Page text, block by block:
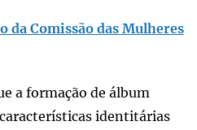
da Comissão das Mulheres
a formação de álbum
identitárias